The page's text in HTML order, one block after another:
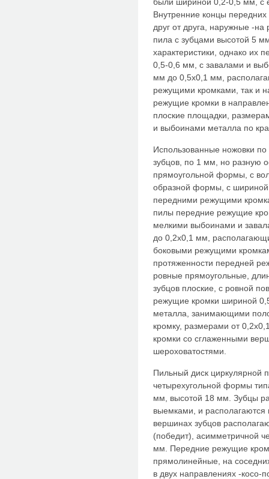
были шириной 0,2-0,5 мм, с
Внутренние концы
друг от друга, наружные -
пила с зубцами высотой 5
характеристики, однако их
0,5-0,6 мм, с завалами и
мм до 0,5x0,1 мм,
режущими кромками, так и
режущие кромки в
плоские площадки,
и выбоинами металла по
Использованные ножовки
зубцов, по 1 мм, но разную
прямоугольной формы, с
образной формы, с
передними режущими
пилы передние режущие
мелкими выбоинами и
до 0,2x0,1 мм,
боковыми режущими
протяженности передней
ровные прямоугольные,
зубцов плоские, с ровной
режущие кромки шириной
металла, занимающими
кромку, размерами от
кромки со сглаженными
шероховатостями.
Пильный диск циркулярной
четырехугольной формы
мм, высотой 18 мм. Зубцы
выемками, и располагаются
вершинах зубцов
(победит), асимметричной
мм. Передние режущие
прямолинейные, на
в двух направлениях -косо-